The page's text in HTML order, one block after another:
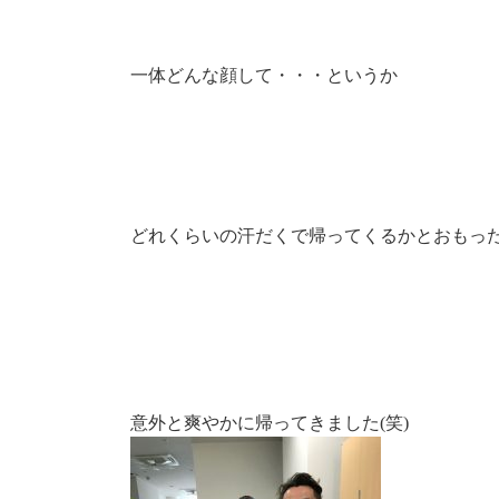
一体どんな顔して・・・というか
どれくらいの汗だくで帰ってくるかとおもっ
意外と爽やかに帰ってきました(笑)